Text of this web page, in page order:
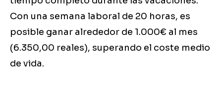
Con una semana laboral de 20 horas, es
posible ganar alrededor de 1.000€ al mes
(6.350,00 reales), superando el coste medio
de vida.